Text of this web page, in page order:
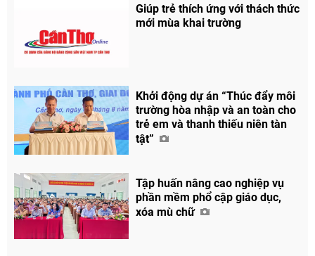
Giúp trẻ thích ứng với thách thức
mới mùa khai trường
Khởi động dự án “Thúc đẩy môi
trường hòa nhập và an toàn cho
trẻ em và thanh thiếu niên tàn
tật”
Tập huấn nâng cao nghiệp vụ
phần mềm phổ cập giáo dục,
xóa mù chữ